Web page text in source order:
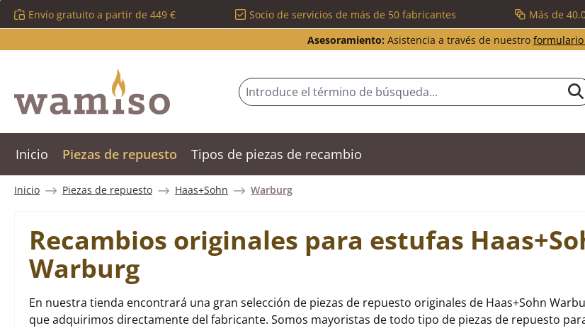
al contenido principal
Saltar a la búsqueda
Saltar a la navegación principal
Envío gratuito a partir de 449 € Socio de servicios de más de 50 fabricantes Más de
Asesoramiento: Asistencia a través de nuestro
Inicio Piezas de repuesto Tipos de piezas de recambio
Inicio Piezas de repuesto Haas+Sohn Warburg
Recambios originales para estufas
Warburg
En nuestra tienda encontrará una gran selección de piezas de repuesto originales de Haas+Sohn
que adquirimos directamente del fabricante. Somos mayoristas de todo tipo de piezas de repuesto